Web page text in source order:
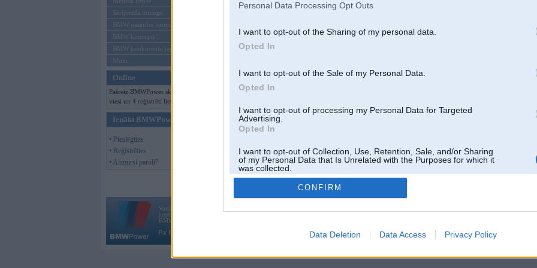
Personal Data Processing Opt Outs
I want to opt-out of the Sharing of my personal data.
Opted In
I want to opt-out of the Sale of my Personal Data.
Opted In
I want to opt-out of processing my Personal Data for Targeted
Advertising.
Opted In
I want to opt-out of Collection, Use, Retention, Sale, and/or Sharing
of my Personal Data that Is Unrelated with the Purposes for which it
was collected.
Opted Out
CONFIRM
Data Deletion Data Access Privacy Policy
Sērijveida tūnings
BMW pasaules jaunumi
BMW koncepti
BMW konkurentu jaunumi
Moto
Online
Pašreiz BMWPower skatās 702
viesi un 4 reģistrēti lietotāji.
Ienākt BMWPower
• Pieslēgties
• Reģistrēties
• Aizmirsi paroli?
[
Vortāls BMWPower.lv darbojas
kopš 2002. gada 14. maija. Tas nav auto klubs un nav saistīts ar
BMW AG.
Par BMWPower